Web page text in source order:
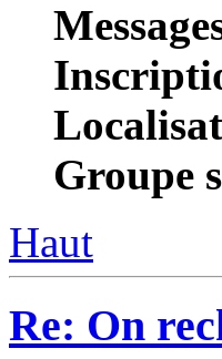
Groupe
Haut
Re: On